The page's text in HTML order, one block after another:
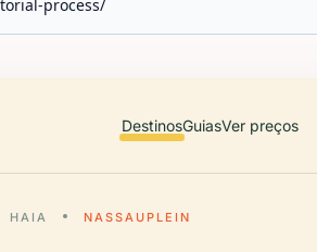
process/
DestinosGuiasVer preços
HAIA NASSAUPLEIN